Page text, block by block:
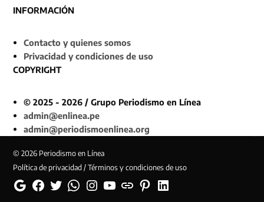
INFORMACIÓN
Contacto y quienes somos
Privacidad y condiciones de uso
COPYRIGHT
© 2025 - 2026 / Grupo Periodismo en Línea
admin@enlinea.pe
admin@periodismoenlinea.org
© 2026 Periodismo en Línea
Política de privacidad / Términos y condiciones de uso
GoogleFacebookTwitterWhatsappInstagramYouTubeWeb PinterestLinkedin